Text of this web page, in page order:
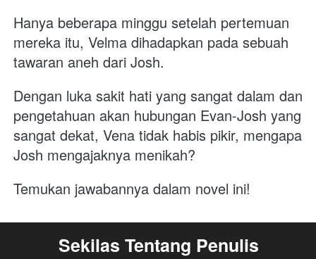
Hanya beberapa minggu setelah pertemuan
mereka itu, Velma dihadapkan pada sebuah
tawaran aneh dari Josh.
Dengan luka sakit hati yang sangat dalam dan
pengetahuan akan hubungan Evan-Josh yang
sangat dekat, Vena tidak habis pikir, mengapa
Josh mengajaknya menikah?
Temukan jawabannya dalam novel ini!
Sekilas Tentang Penulis